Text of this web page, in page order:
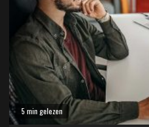
5 min gelezen